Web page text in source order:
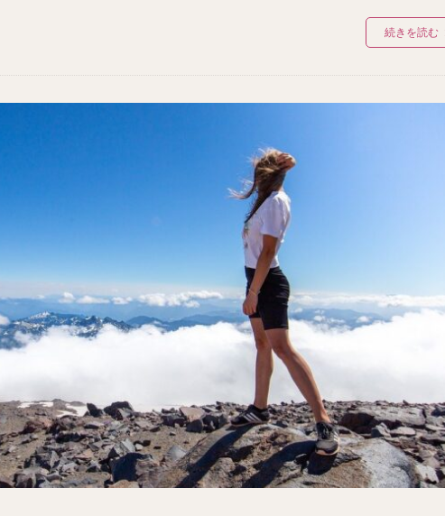
続きを読む